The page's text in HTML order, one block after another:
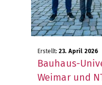
Erstellt: 23. April 2026
Bauhaus-
Weimar und